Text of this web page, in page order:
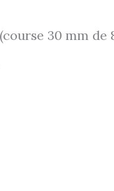
30 mm de